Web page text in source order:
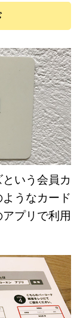
いう会員カ
うなカード
プリで利用